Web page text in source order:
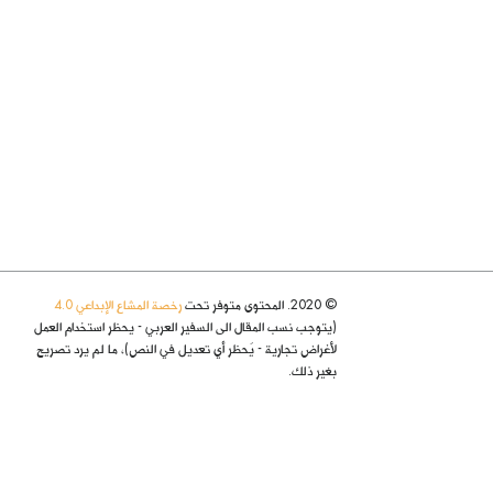
© 2020. المحتوى متوفر تحت
رخصة المشاع الإبداعي 4.0
(يتوجب نسب المقال الى السفير العربي - يحظر استخدام العمل
لأغراض تجارية - يُحظر أي تعديل في النص)، ما لم يرد تصريح
بغير ذلك.